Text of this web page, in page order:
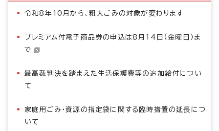
令和8年10月から、粗大ごみの対象が変わります
プレミアム付電子商品券の申込は8月14日（金曜日）ま
で
最高裁判決を踏まえた生活保護費等の追加給付につい
て
家庭用ごみ・資源の指定袋に関する臨時措置の延長につ
いて